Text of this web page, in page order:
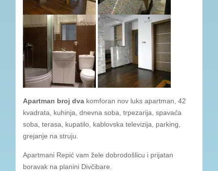
Apartman broj dvakomforan nov luks apartman, 42
kvadrata, kuhinja, dnevna soba, trpezarija, spavaća
soba, terasa, kupatilo, kablovska televizija, parking,
grejanje na struju.
Apartmani Repić vam žele dobrodošlicu i prijatan
boravak na planini Divčibare.